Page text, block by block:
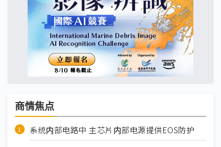
商情焦点
系统内部电路中 主芯片内部电源提供EOS防护